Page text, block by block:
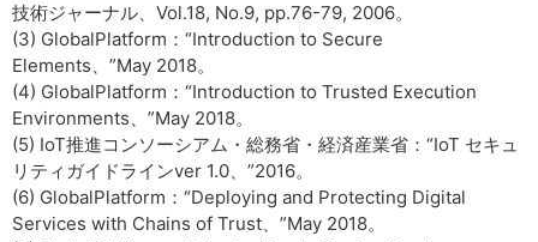
技術ジャーナル、Vol.18, No.9, pp.76-79, 2006。
(3) GlobalPlatform：“Introduction to Secure
Elements、”May 2018。
(4) GlobalPlatform：“Introduction to Trusted Execution
Environments、”May 2018。
(5) IoT推進コンソーシアム・総務省・経済産業省：“IoT セキュ
リティガイドラインver 1.0、”2016。
(6) GlobalPlatform：“Deploying and Protecting Digital
Services with Chains of Trust、”May 2018。